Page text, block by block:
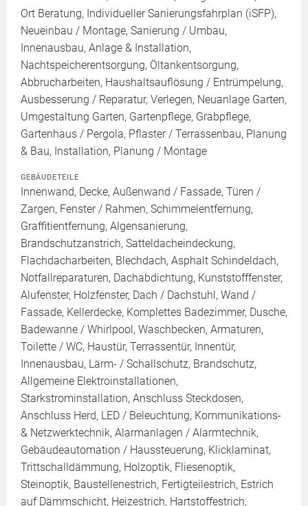
Ort Beratung, Individueller Sanierungsfahrplan (iSFP),
Neueinbau / Montage, Sanierung / Umbau,
Innenausbau, Anlage & Installation,
Nachtspeicherentsorgung, Öltankentsorgung,
Abbrucharbeiten, Haushaltsauflösung / Entrümpelung,
Ausbesserung / Reparatur, Verlegen, Neuanlage Garten,
Umgestaltung Garten, Gartenpflege, Grabpflege,
Gartenhaus / Pergola, Pflaster / Terrassenbau, Planung
& Bau, Installation, Planung / Montage
GEBÄUDETEILE
Innenwand, Decke, Außenwand / Fassade, Türen /
Zargen, Fenster / Rahmen, Schimmelentfernung,
Graffitientfernung, Algensanierung,
Brandschutzanstrich, Satteldacheindeckung,
Flachdacharbeiten, Blechdach, Asphalt Schindeldach,
Notfallreparaturen, Dachabdichtung, Kunststofffenster,
Alufenster, Holzfenster, Dach / Dachstuhl, Wand /
Fassade, Kellerdecke, Komplettes Badezimmer, Dusche,
Badewanne / Whirlpool, Waschbecken, Armaturen,
Toilette / WC, Haustür, Terrassentür, Innentür,
Innenausbau, Lärm- / Schallschutz, Brandschutz,
Allgemeine Elektroinstallationen,
Starkstrominstallation, Anschluss Steckdosen,
Anschluss Herd, LED / Beleuchtung, Kommunikations-
& Netzwerktechnik, Alarmanlagen / Alarmtechnik,
Gebäudeautomation / Haussteuerung, Klicklaminat,
Trittschalldämmung, Holzoptik, Fliesenoptik,
Steinoptik, Baustellenestrich, Fertigteilestrich, Estrich
auf Dämmschicht, Heizestrich, Hartstoffestrich,